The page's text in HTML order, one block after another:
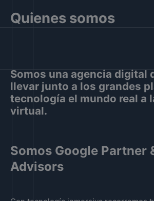
Quienes somos
Somos una agencia digital
llevar junto a los grandes
tecnología el mundo real a
virtual.
Somos Google Partner
Advisors